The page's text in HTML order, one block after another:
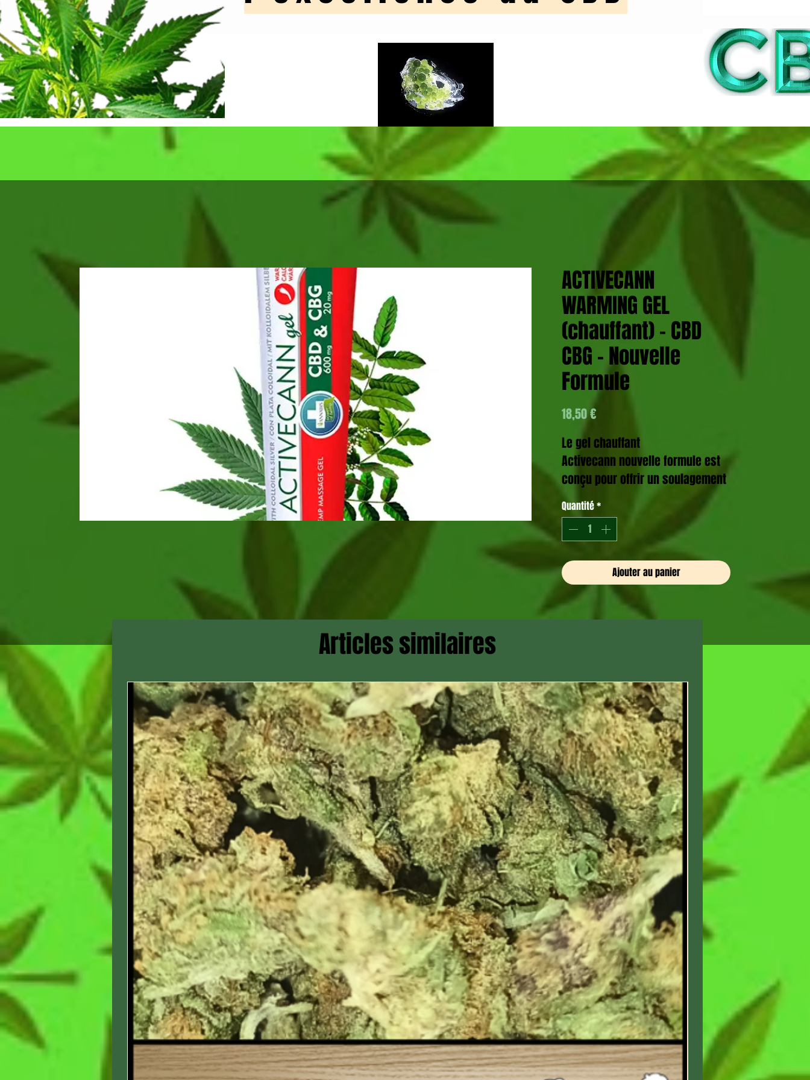
ACTIVECANN
WARMING GEL
(chauffant) – CBD
CBG – Nouvelle
Formule
18,50 €
Le gel chauffant
Activecann nouvelle formule est
conçu pour offrir un soulagement
naturel des muscles,
articulations, tendons et dudos
Il associe 600 mg de CBD et 20 mg
Sa texture légère et non grasse
permet une application facile, une
absorption rapide et une
efficacité immédiate. Il procure
effort physique.
Ingrédients :
Huile de graines de chanvre
biologique : hydrate et apaise
CBD (600 mg) et CBG (20 mg) :
effets calmants et régulateurs
Camphre & huile d’arbre à thé :
apportent fraîcheur et détente
Extrait de racine de gingembre
& huile d’eucalyptus : pour une
chaleur naturelle
Extrait de marronnier d’Inde &
consoude : soutiennent les
articulations
Extrait de thym & huile de
cannelle de Ceylan : amplifient
l’effet chauffant
Extrait de poivre rouge : stimule
la circulation et intensifie la
chaleur
Argent colloïdal : connu pour
ses propriétés purifiantes
Utilisation recommandée :
Quantité*
Ajouter au panier
Articles similaires